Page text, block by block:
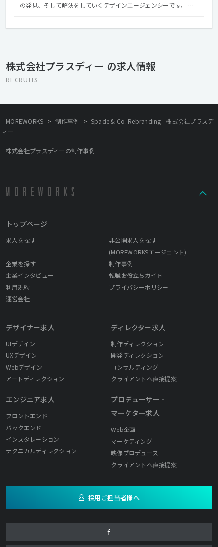
の発見、そして解決をしていくデザインエージェンシーです。 社
株式会社プラスディー の求人情報
RECRUITS
MOREWORKS > 制作事例 > Spade & Co. Rebranding - 株式会社プラスデ
ィー
株式会社プラスディーの制作事例
トップページ
求人を探す
非公開求人を探す
(MOREWORKSエージェント)
企業を探す
制作事例
企業インタビュー
転職お役立ちガイド
利用規約
プライバシーポリシー
運営会社
デザイナー求人
UIデザイン
UXデザイン
Webデザイン
アートディレクション
エンジニア求人
フロントエンド
バックエンド
インスタレーション
テクニカルディレクション
ディレクター求人
制作ディレクション
開発ディレクション
コンサルティング
クライアントへ直接提案
プロデューサー・
マーケター求人
Web企画
マーケティング
映像プロデュース
クライアントへ直接提案
採用ご担当者様へ